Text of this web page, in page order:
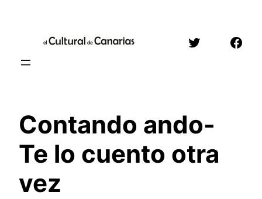
contenido
Twitter
Contando ando-
Te lo cuento otra
vez